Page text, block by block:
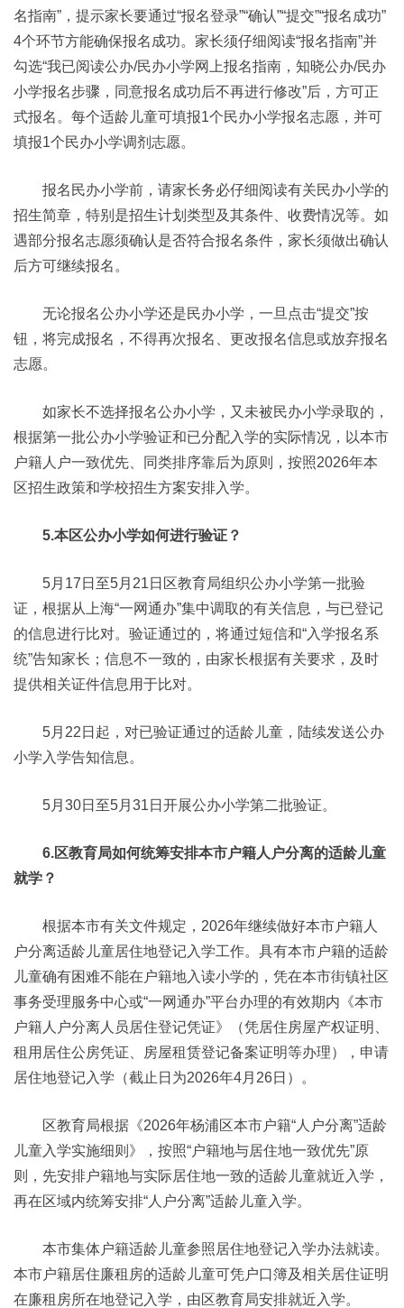
名指南”，提示家长要通过“报名登录”“确认”“提交”“报名成功”
4个环节方能确保报名成功。家长须仔细阅读“报名指南”并
勾选“我已阅读公办/民办小学网上报名指南，知晓公办/民办
小学报名步骤，同意报名成功后不再进行修改”后，方可正
式报名。每个适龄儿童可填报1个民办小学报名志愿，并可
填报1个民办小学调剂志愿。
报名民办小学前，请家长务必仔细阅读有关民办小学的
招生简章，特别是招生计划类型及其条件、收费情况等。如
遇部分报名志愿须确认是否符合报名条件，家长须做出确认
后方可继续报名。
无论报名公办小学还是民办小学，一旦点击“提交”按
钮，将完成报名，不得再次报名、更改报名信息或放弃报名
志愿。
如家长不选择报名公办小学，又未被民办小学录取的，
根据第一批公办小学验证和已分配入学的实际情况，以本市
户籍人户一致优先、同类排序靠后为原则，按照2026年本
区招生政策和学校招生方案安排入学。
5.本区公办小学如何进行验证？
5月17日至5月21日区教育局组织公办小学第一批验
证，根据从上海“一网通办”集中调取的有关信息，与已登记
的信息进行比对。验证通过的，将通过短信和“入学报名系
统”告知家长；信息不一致的，由家长根据有关要求，及时
提供相关证件信息用于比对。
5月22日起，对已验证通过的适龄儿童，陆续发送公办
小学入学告知信息。
5月30日至5月31日开展公办小学第二批验证。
6.区教育局如何统筹安排本市户籍人户分离的适龄儿童
就学？
根据本市有关文件规定，2026年继续做好本市户籍人
户分离适龄儿童居住地登记入学工作。具有本市户籍的适龄
儿童确有困难不能在户籍地入读小学的，凭在本市街镇社区
事务受理服务中心或“一网通办”平台办理的有效期内《本市
户籍人户分离人员居住登记凭证》（凭居住房屋产权证明、
租用居住公房凭证、房屋租赁登记备案证明等办理），申请
居住地登记入学（截止日为2026年4月26日）。
区教育局根据《2026年杨浦区本市户籍“人户分离”适龄
儿童入学实施细则》，按照“户籍地与居住地一致优先”原
则，先安排户籍地与实际居住地一致的适龄儿童就近入学，
再在区域内统筹安排“人户分离”适龄儿童入学。
本市集体户籍适龄儿童参照居住地登记入学办法就读。
本市户籍居住廉租房的适龄儿童可凭户口簿及相关居住证明
在廉租房所在地登记入学，由区教育局安排就近入学。